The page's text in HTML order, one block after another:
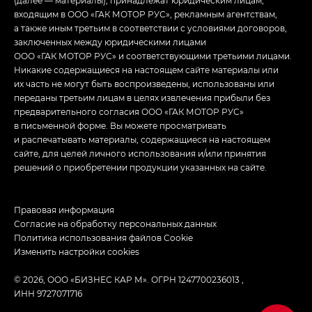
входящим в ООО «ГАК МОТОР РУС», рекламным агентствам,
а также иным третьим в соответствии с условиями договоров,
заключенных между юридическими лицами
ООО «ГАК МОТОР РУС» и соответствующими третьими лицами.
Никакие содержащиеся на настоящем сайте материалы или
их часть не могут быть воспроизведены, использованы или
переданы третьим лицам в целях извлечения прибыли без
предварительного согласия ООО «ГАК МОТОР РУС»
в письменной форме. Вы можете просматривать
и распечатывать материалы, содержащиеся на настоящем
сайте, для целей личного использования и/или принятия
решений о приобретении продукции указанных на сайте.
© 2026, ООО «БИЗНЕС КАР М». ОГРН 1247700236013 ,
ИНН 9727071716
Правовая информация
Согласие на обработку персональных данных
Политика использования файлов Cookie
Изменить настройки cookies